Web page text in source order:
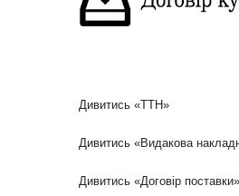
Дивитись «ТТН»
Дивитись «Видакова
Дивитись «Договір поставки»